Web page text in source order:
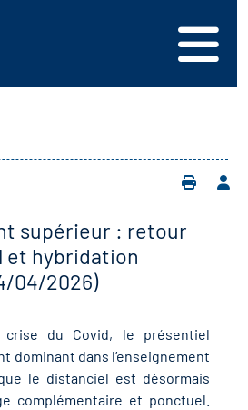
au
la
supérieur : retour
et hybridation
04/2026)
du Covid, le présentiel
dominant dans l’enseignement
le distanciel est désormais
complémentaire et ponctuel.